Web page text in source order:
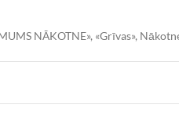
NĀKOTNE», «Grīvas»,
хранения: